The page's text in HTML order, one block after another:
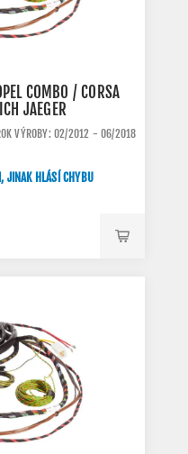
COMBO / CORSA
JAEGER
VÝROBY: 02/2012 - 06/2018
JINAK HLÁSÍ CHYBU